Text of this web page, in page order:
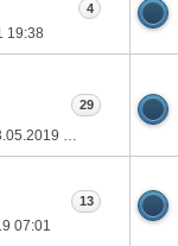
19:38
4
12:57
29
07:01
13